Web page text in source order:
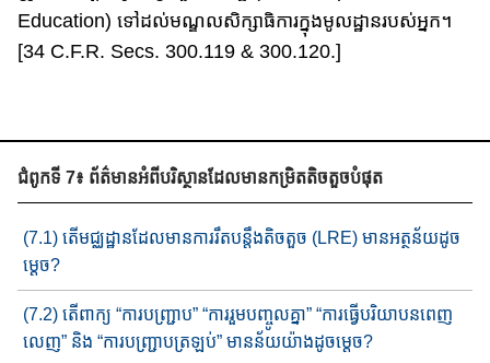
ជំពូកទី 7៖ ព័ត៌មានអំពីបរិស្ថានដែលមានកម្រិតតិចតួចបំផុត
(7.1) តើមជ្ឈដ្ឋានដែល​មានការរឹតបន្តឹង​តិចតួច (LRE) មាន​អត្ថន័យ​​ដូច
ម្ដេច?​
(7.2) តើពាក្យ “ការបញ្ជ្រាប” “ការរួមបញ្ចូលគ្នា” “ការធ្វើ​បរិយា​បន​​​ពេញ​​
លេញ​​” និង “ការបញ្ជា្របត្រឡប់​” មានន័យយ៉ាងដូចម្ដេច?
Education) ទៅដល់​មណ្ឌលសិក្សា​ធិ​ការក្នុងមូលដ្ឋាន​របស់អ្នក។
[34 C.F.R. Secs. 300.119 & 300.120.]